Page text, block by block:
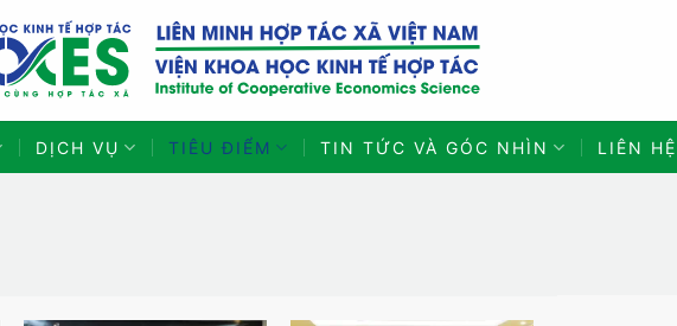
DỊCH VỤ TIÊU ĐIỂM TIN TỨC VÀ GÓC NHÌN LIÊN HỆ